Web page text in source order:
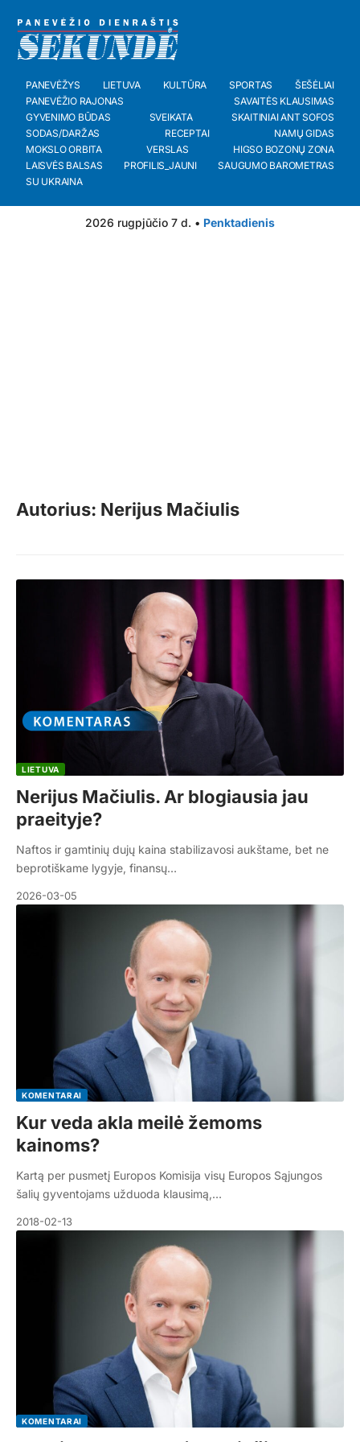
PANEVĖŽYS LIETUVA KULTŪRA SPORTAS
ŠEŠĖLIAI
PANEVĖŽIO RAJONAS
SAVAITĖS KLAUSIMAS
GYVENIMO BŪDAS
SVEIKATA
SKAITINIAI ANT SOFOS
SODAS/DARŽAS
RECEPTAI
NAMŲ GIDAS
MOKSLO ORBITA
VERSLAS
HIGSO BOZONŲ ZONA
LAISVĖS BALSAS
PROFILIS_JAUNI
SAUGUMO BAROMETRAS
SU UKRAINA
2026 rugpjūčio 7 d. • Penktadienis
Autorius: Nerijus Mačiulis
LIETUVA
Nerijus Mačiulis. Ar blogiausia jau
praeityje?
Naftos ir gamtinių dujų kaina stabilizavosi aukštame, bet ne
beprotiškame lygyje, finansų…
2026-03-05
KOMENTARAI
Kur veda akla meilė žemoms
kainoms?
Kartą per pusmetį Europos Komisija visų Europos Sąjungos
šalių gyventojams užduoda klausimą,…
2018-02-13
KOMENTARAI